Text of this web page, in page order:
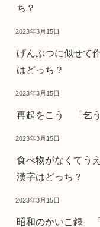
ち？
2023年3月15日
げんぶつに似せて
はどっち？
2023年3月15日
再起をこう 「乞
2023年3月15日
食べ物がなくてう
漢字はどっち？
2023年3月15日
昭和のかいこ録